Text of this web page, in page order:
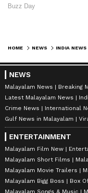
HOME NEWS INDIA NEWS
NEWS
Malayalam News
Breaking
Latest Malayalam News
Crime News
International
Gulf News in Malayalam
ENTERTAINMENT
Malayalam Film New
Malayalam Short Films
Malayalam Movie Trailers
Malayalam Bigg Boss
Box
Malayalam Songs & Music